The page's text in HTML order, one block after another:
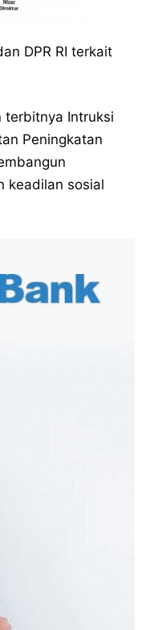
DPR RI terkait
terbitnya Intruksi
Peningkatan
keadilan sosial